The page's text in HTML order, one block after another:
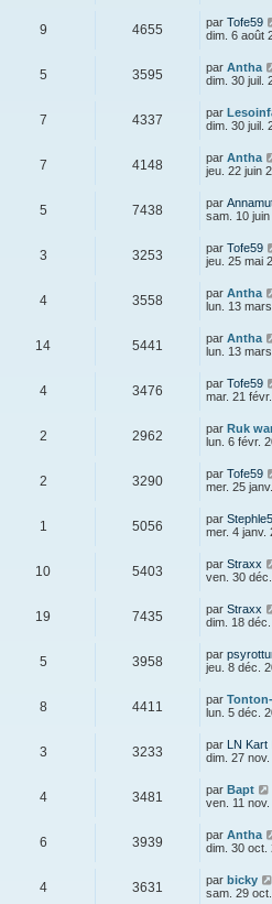
9 4655 par Tofe59
dim. 6 août
5 3595 par Antha
dim. 30 juil.
7 4337 par
dim. 30 juil.
7 4148 par Antha
jeu. 22 juin
5 7438 par
sam. 10
3 3253 par Tofe59
jeu. 25 mai
4 3558 par Antha
lun. 13
14 5441 par Antha
lun. 13
4 3476 par Tofe59
mar. 21
2 2962 par Ruk
lun. 6 févr.
2 3290 par Tofe59
mer. 25
1 5056 par
mer. 4 janv.
10 5403 par Straxx
ven. 30
19 7435 par Straxx
dim. 18
5 3958 par
jeu. 8 déc.
8 4411 par
lun. 5 déc.
3 3233 par LN Kart
dim. 27
4 3481 par Bapt
ven. 11
6 3939 par Antha
dim. 30 oct.
4 3631 par bicky
sam. 29